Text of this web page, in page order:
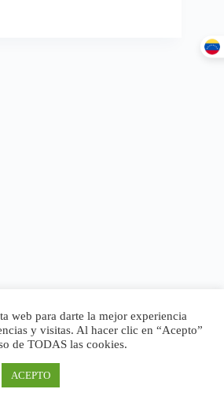
web para darte la mejor experiencia
y visitas. Al hacer clic en “Acepto”
de TODAS las cookies.
ACEPTO